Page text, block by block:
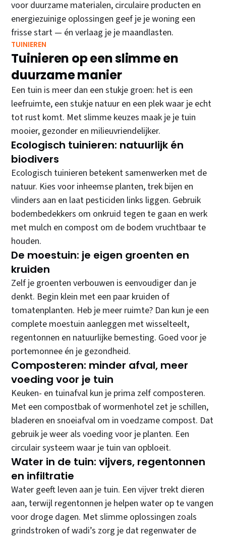
voor duurzame materialen, circulaire producten en
energiezuinige oplossingen geef je je woning een
frisse start — én verlaag je je maandlasten.
TUINIEREN
Tuinieren op een slimme en
duurzame manier
Een tuin is meer dan een stukje groen: het is een
leefruimte, een stukje natuur en een plek waar je echt
tot rust komt. Met slimme keuzes maak je je tuin
mooier, gezonder en milieuvriendelijker.
Ecologisch tuinieren: natuurlijk én
biodivers
Ecologisch tuinieren betekent samenwerken met de
natuur. Kies voor inheemse planten, trek bijen en
vlinders aan en laat pesticiden links liggen. Gebruik
bodembedekkers om onkruid tegen te gaan en werk
met mulch en compost om de bodem vruchtbaar te
houden.
De moestuin: je eigen groenten en
kruiden
Zelf je groenten verbouwen is eenvoudiger dan je
denkt. Begin klein met een paar kruiden of
tomatenplanten. Heb je meer ruimte? Dan kun je een
complete moestuin aanleggen met wisselteelt,
regentonnen en natuurlijke bemesting. Goed voor je
portemonnee én je gezondheid.
Composteren: minder afval, meer
voeding voor je tuin
Keuken- en tuinafval kun je prima zelf composteren.
Met een compostbak of wormenhotel zet je schillen,
bladeren en snoeiafval om in voedzame compost. Dat
gebruik je weer als voeding voor je planten. Een
circulair systeem waar je tuin van opbloeit.
Water in de tuin: vijvers, regentonnen
en infiltratie
Water geeft leven aan je tuin. Een vijver trekt dieren
aan, terwijl regentonnen je helpen water op te vangen
voor droge dagen. Met slimme oplossingen zoals
grindstroken of wadi’s zorg je dat regenwater de